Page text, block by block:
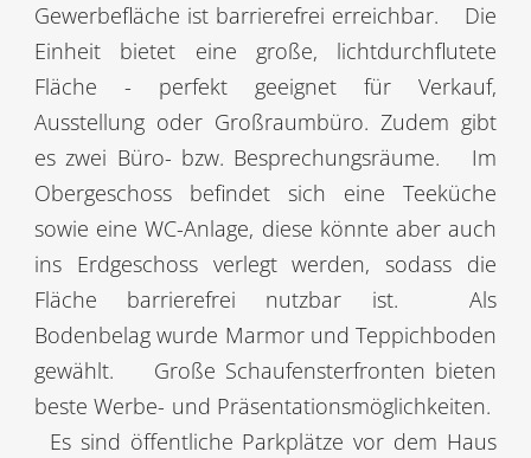
Gewerbefläche ist barrierefrei erreichbar.
Die
Einheit bietet eine große, lichtdurchflutete
Fläche - perfekt geeignet für Verkauf,
Ausstellung oder Großraumbüro. Zudem gibt
es zwei Büro- bzw. Besprechungsräume.
Im
Obergeschoss befindet sich eine Teeküche
sowie eine WC-Anlage, diese könnte aber auch
ins Erdgeschoss verlegt werden, sodass die
Fläche barrierefrei nutzbar ist.
Als
Bodenbelag wurde Marmor und Teppichboden
gewählt.
Große Schaufensterfronten bieten
beste Werbe- und Präsentationsmöglichkeiten.
Es sind öffentliche Parkplätze vor dem Haus